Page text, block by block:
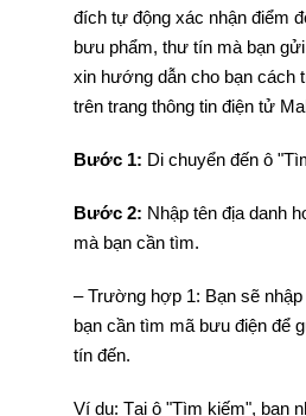
đích tự động xác nhận điểm
bưu phẩm, thư tín mà bạn
xin hướng dẫn cho bạn cách
trên trang thông tin điện tử
Bước 1: Di chuyển đến ô
Bước 2: Nhập tên địa danh
mà bạn cần tìm.
– Trường hợp 1: Bạn sẽ nhập
bạn cần tìm mã bưu điện để
tín đến.
Ví dụ: Tại ô "Tìm kiếm", bạn